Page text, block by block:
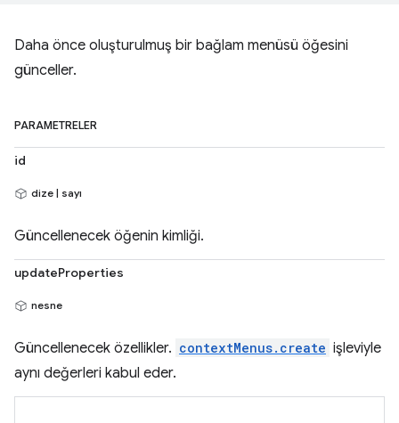
Daha önce oluşturulmuş bir bağlam menüsü öğesini
günceller.
PARAMETRELER
id
dize | sayı
Güncellenecek öğenin kimliği.
updateProperties
nesne
Güncellenecek özellikler. contextMenus.create işleviyle
aynı değerleri kabul eder.